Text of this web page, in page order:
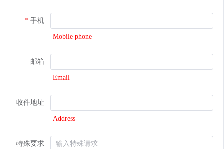
手机
Mobile phone
邮箱
Email
收件地址
Address
特殊要求